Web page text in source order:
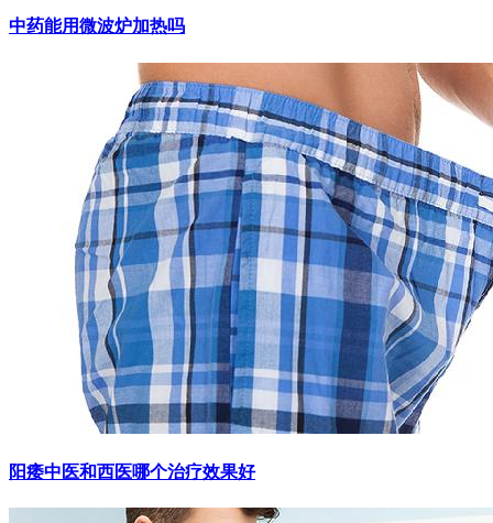
中药能用微波炉加热吗
阳痿中医和西医哪个治疗效果好